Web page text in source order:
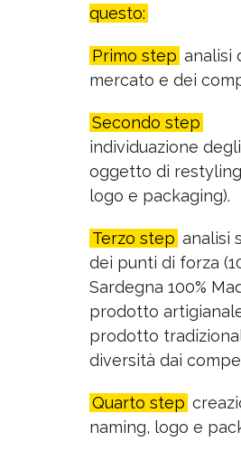
questo:
Primo step analisi
mercato e dei
Secondo step
individuazione
oggetto di
logo e packaging).
Terzo step analisi
dei punti di forza
Sardegna 100%
prodotto
prodotto
diversità dai
Quarto step
naming, logo e